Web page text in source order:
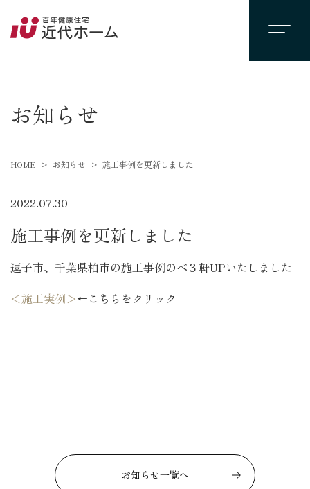
お知らせ
HOME お知らせ 施工事例を更新しました
2022.07.30
施工事例を更新しました
逗子市、千葉県柏市の施工事例のべ３軒UPいたしました
＜施工実例＞←こちらをクリック
お知らせ一覧へ